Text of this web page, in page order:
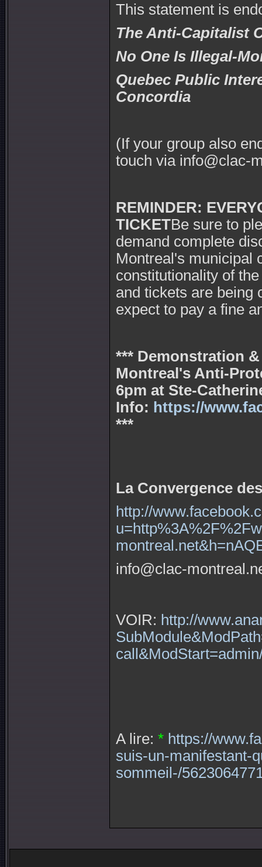
This statement is
The Anti-Capitalist
No One Is Illegal-
Quebec Public
Concordia
(If your group also
touch via info@clac-
REMINDER:
TICKETBe sure to
demand complete
Montreal's municipal
constitutionality of
and tickets are being
expect to pay a fine
*** Demonstration
Montreal's Anti-
6pm at Ste-
Info: https://
***
La Convergence
http://
info@clac-
VOIR: http://
A lire: * https://
suis-un-manifestant-
sommeil-/